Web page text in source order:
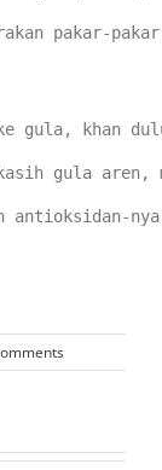
pakar-
gula, khan
gula aren,
antioksidan-